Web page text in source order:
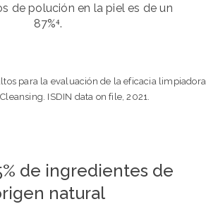
de polución en la piel es de un
87%⁴.
para la evaluación de la eficacia limpiadora
ISDIN data on file, 2021.
de ingredientes de
natural